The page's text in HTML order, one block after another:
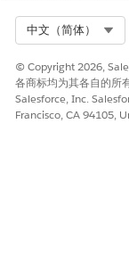
请与我们
中文（简体）
© Copyright 2026,
各商标均为其各自的所
Salesforce, Inc.
Francisco, CA 94105,